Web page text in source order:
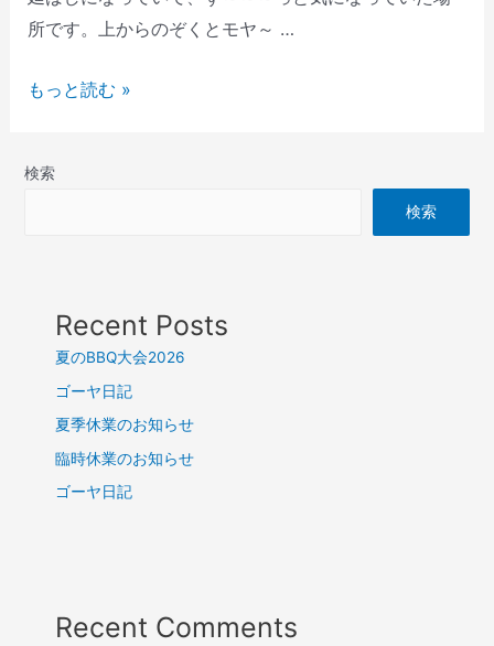
所です。上からのぞくとモヤ～ …
もっと読む »
検索
検索
Recent Posts
夏のBBQ大会2026
ゴーヤ日記
夏季休業のお知らせ
臨時休業のお知らせ
ゴーヤ日記
Recent Comments